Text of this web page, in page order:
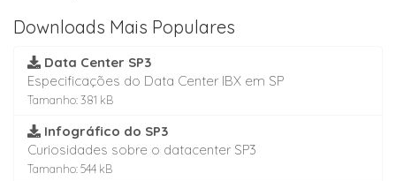
Downloads Mais Populares
Data Center SP3
Especificações do Data Center IBX em SP
Tamanho: 381 kB
Infográfico do SP3
Curiosidades sobre o datacenter SP3
Tamanho: 544 kB